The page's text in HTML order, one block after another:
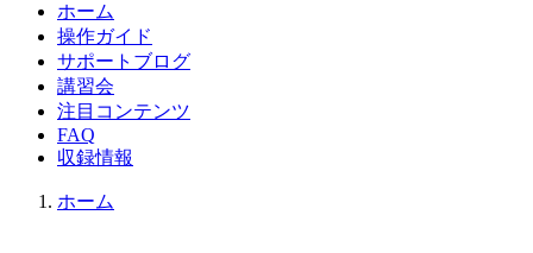
ホーム
操作ガイド
サポートブログ
講習会
注目コンテンツ
FAQ
収録情報
ホーム